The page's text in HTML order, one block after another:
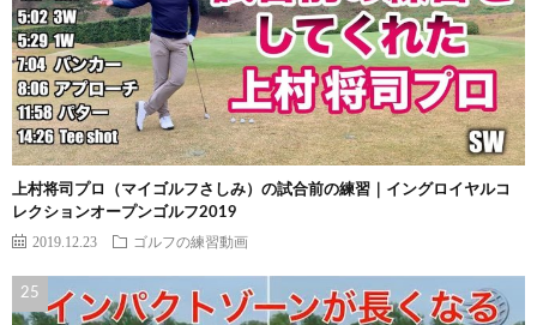
上村将司プロ（マイゴルフさしみ）の試合前の練習｜イングロイヤルコ
レクションオープンゴルフ2019
2019.12.23 ゴルフの練習動画